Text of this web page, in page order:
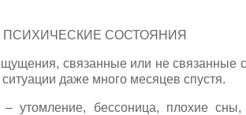
СОСТОЯНИЯ
связанные или не связанные
даже много месяцев спустя.
бессоница, плохие сны,